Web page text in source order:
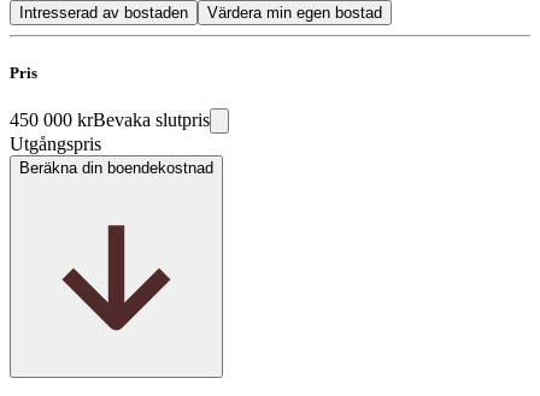
Intresserad av bostaden Värdera min egen bostad
Pris
450 000 krBevaka slutpris
Utgångspris
Beräkna din boendekostnad